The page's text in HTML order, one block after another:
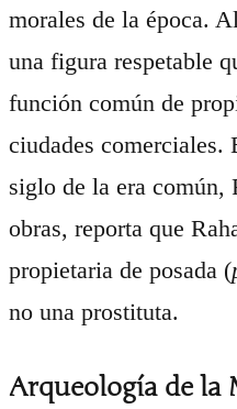
morales de la época.
una figura respetable
función común de
ciudades
siglo de la era común,
obras, reporta que
propietaria de posada (
no una prostituta.
Arqueología de la